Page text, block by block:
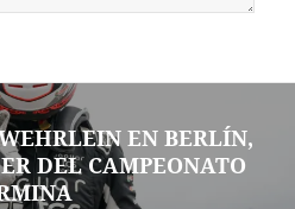
EN BERLÍN,
DEL CAMPEONATO